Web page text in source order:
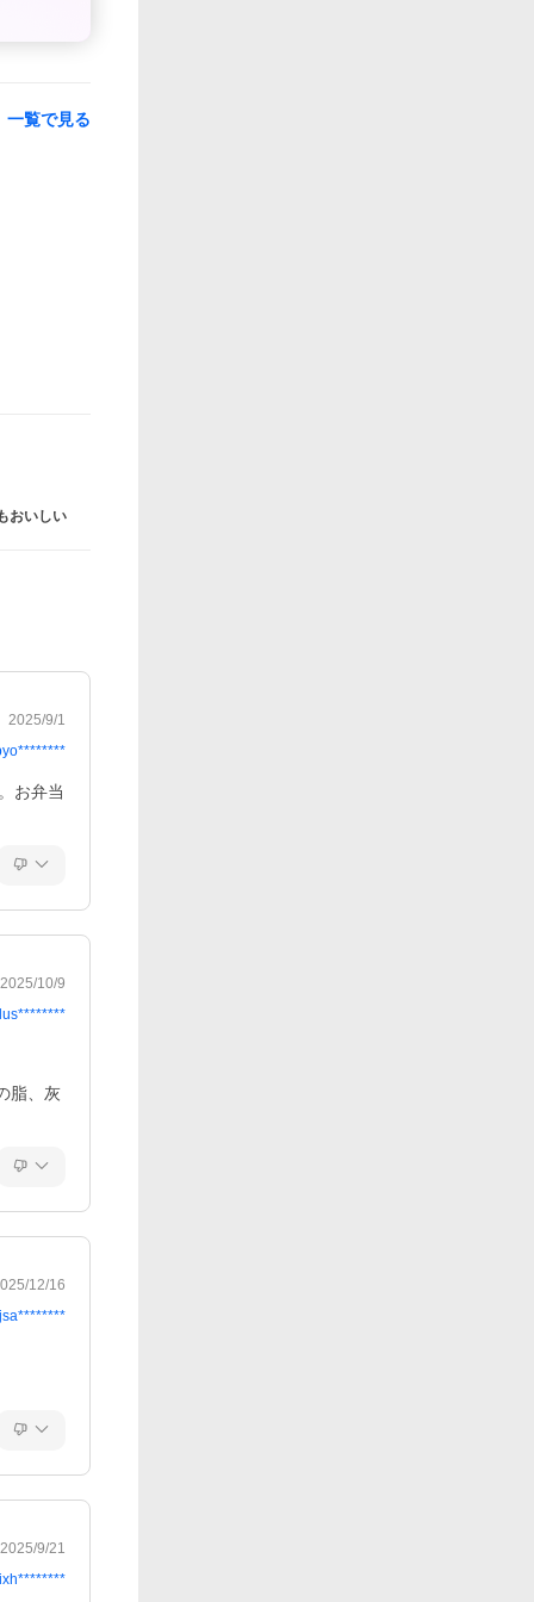
一覧で見る
おいしい
2025/9/1
お弁当
2025/10/9
lus********
脂、灰
12/16
jsa********
2025/9/21
ixh********